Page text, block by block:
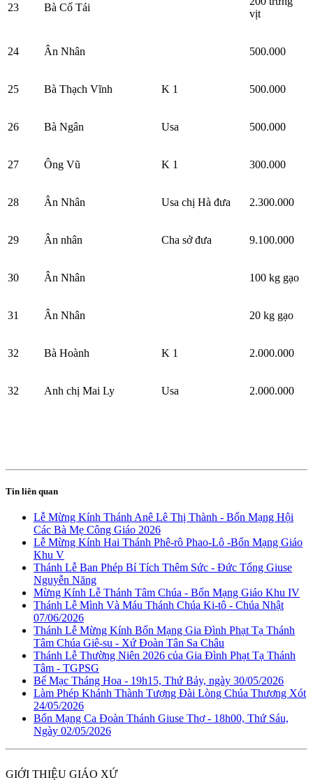
23 Bà Cố Tái
vịt
24 Ân Nhân 500.000
25 Bà Thạch Vĩnh K 1 500.000
26 Bà Ngân Usa 500.000
27 Ông Vũ K 1 300.000
28 Ân Nhân Usa chị Hà đưa 2.300.000
29 Ân nhân Cha sở đưa 9.100.000
30 Ân Nhân 100 kg gạo
31 Ân Nhân 20 kg gạo
32 Bà Hoành K 1 2.000.000
32 Anh chị Mai Ly Usa 2.000.000
Tin liên quan
Lễ Mừng Kính Thánh Anê Lê Thị Thành - Bổn Mạng Hội
Các Bà Mẹ Công Giáo 2026
Lễ Mừng Kính Hai Thánh Phê-rô Phao-Lô -Bổn Mạng Giáo
Khu V
Thánh Lễ Ban Phép Bí Tích Thêm Sức - Đức Tổng Giuse
Nguyễn Năng
Mừng Kính Lễ Thánh Tâm Chúa - Bổn Mạng Giáo Khu IV
Thánh Lễ Mình Và Máu Thánh Chúa Ki-tô - Chúa Nhật
07/06/2026
Thánh Lễ Mừng Kính Bổn Mạng Gia Đình Phạt Tạ Thánh
Tâm Chúa Giê-su - Xứ Đoàn Tân Sa Châu
Thánh Lễ Thường Niên 2026 của Gia Đình Phạt Tạ Thánh
Tâm - TGPSG
Bế Mạc Tháng Hoa - 19h15, Thứ Bảy, ngày 30/05/2026
Làm Phép Khánh Thành Tượng Đài Lòng Chúa Thương Xót
24/05/2026
Bổn Mạng Ca Đoàn Thánh Giuse Thợ - 18h00, Thứ Sáu,
Ngày 02/05/2026
GIỚI THIỆU GIÁO XỨ